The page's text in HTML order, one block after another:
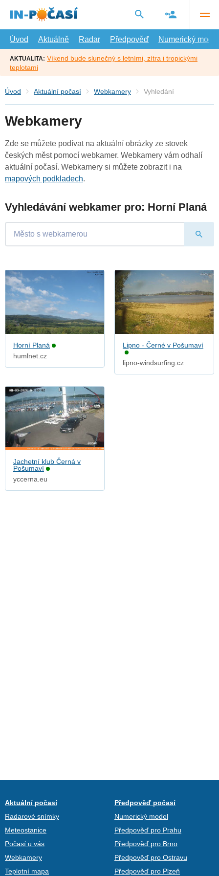
hlavní
Úvod
Aktuálně Radar Předpověď Numerický model
AKTUALITA: Víkend bude slunečný s letními, zítra i tropickými
teplotami
Úvod Aktuální počasí Webkamery Vyhledání
Webkamery
Zde se můžete podívat na aktuální obrázky ze stovek
českých měst pomocí webkamer. Webkamery vám odhalí
aktuální počasí. Webkamery si můžete zobrazit i na
mapových podkladech.
Vyhledávání webkamer pro: Horní Planá
Horní Planá
humlnet.cz
Lipno - Černé v Pošumaví
lipno-windsurfing.cz
Jachetní klub Černá v
Pošumaví
yccerna.eu
Aktuální počasí
Radarové snímky
Meteostanice
Počasí u vás
Webkamery
Teplotní mapa
Předpověď počasí
Numerický model
Předpověď pro Prahu
Předpověď pro Brno
Předpověď pro Ostravu
Předpověď pro Plzeň